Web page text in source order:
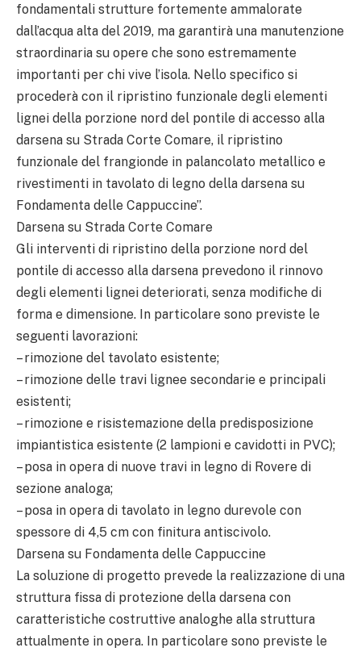
fondamentali strutture fortemente ammalorate
dall’acqua alta del 2019, ma garantirà una manutenzione
straordinaria su opere che sono estremamente
importanti per chi vive l’isola. Nello specifico si
procederà con il ripristino funzionale degli elementi
lignei della porzione nord del pontile di accesso alla
darsena su Strada Corte Comare, il ripristino
funzionale del frangionde in palancolato metallico e
rivestimenti in tavolato di legno della darsena su
Fondamenta delle Cappuccine”.
Darsena su Strada Corte Comare
Gli interventi di ripristino della porzione nord del
pontile di accesso alla darsena prevedono il rinnovo
degli elementi lignei deteriorati, senza modifiche di
forma e dimensione. In particolare sono previste le
seguenti lavorazioni:
– rimozione del tavolato esistente;
– rimozione delle travi lignee secondarie e principali
esistenti;
– rimozione e risistemazione della predisposizione
impiantistica esistente (2 lampioni e cavidotti in PVC);
– posa in opera di nuove travi in legno di Rovere di
sezione analoga;
– posa in opera di tavolato in legno durevole con
spessore di 4,5 cm con finitura antiscivolo.
Darsena su Fondamenta delle Cappuccine
La soluzione di progetto prevede la realizzazione di una
struttura fissa di protezione della darsena con
caratteristiche costruttive analoghe alla struttura
attualmente in opera. In particolare sono previste le